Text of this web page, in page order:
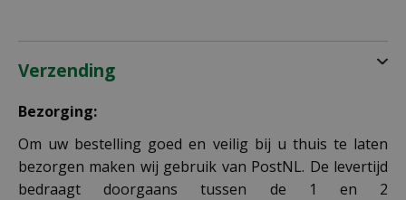
Verzending
Bezorging:
Om uw bestelling goed en veilig bij u thuis te laten
bezorgen maken wij gebruik van PostNL. De levertijd
bedraagt doorgaans tussen de 1 en 2